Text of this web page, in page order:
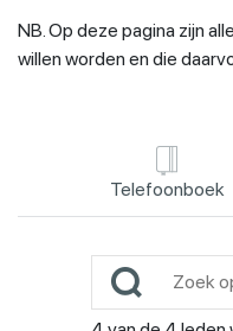
NB. Op deze pagina zijn
willen worden en die
Telefoonboek